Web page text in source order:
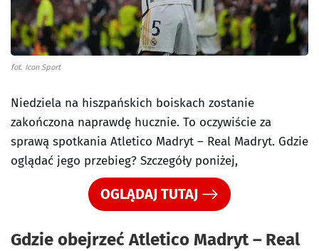
fot. Icon Sport
Niedziela na hiszpańskich boiskach zostanie
zakończona naprawdę hucznie. To oczywiście za
sprawą spotkania Atletico Madryt – Real Madryt. Gdzie
oglądać jego przebieg? Szczegóły poniżej,
OGLĄDAJ TUTAJ
Gdzie obejrzeć Atletico Madryt – Real